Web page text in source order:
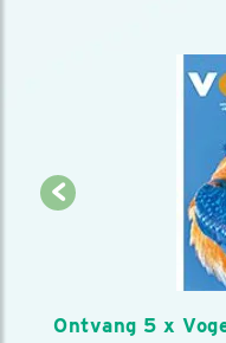
Ontvang 5 x